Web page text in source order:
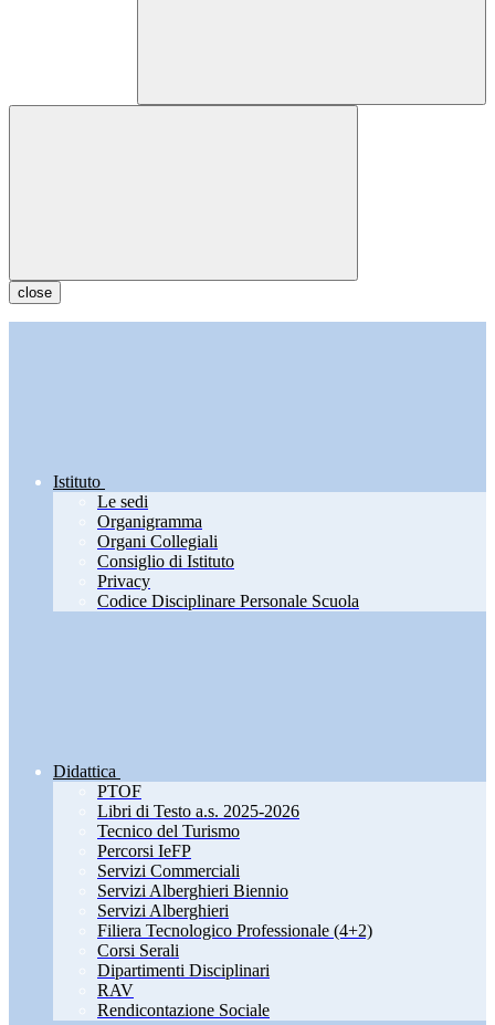
close
Istituto
Le sedi
Organigramma
Organi Collegiali
Consiglio di Istituto
Privacy
Codice Disciplinare Personale Scuola
Didattica
PTOF
Libri di Testo a.s. 2025-2026
Tecnico del Turismo
Percorsi IeFP
Servizi Commerciali
Servizi Alberghieri Biennio
Servizi Alberghieri
Filiera Tecnologico Professionale (4+2)
Corsi Serali
Dipartimenti Disciplinari
RAV
Rendicontazione Sociale